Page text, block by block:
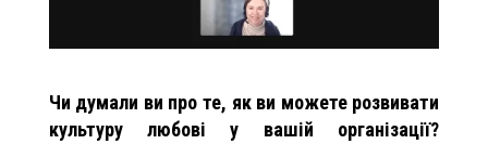
Чи думали ви про те, як ви можете розвивати
культуру любові у вашій організації?